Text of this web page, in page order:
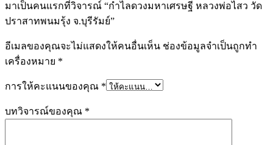
มาเป็นคนแรกที่วิจารณ์ “กำไลดวงมหาเศรษฐี หลวงพ่อไสว วัด
ปราสาทพนมรุ้ง จ.บุรีรัมย์”
อีเมลของคุณจะไม่แสดงให้คนอื่นเห็น ช่องข้อมูลจำเป็นถูกทำ
เครื่องหมาย *
การให้คะแนนของคุณ *
บทวิจารณ์ของคุณ *